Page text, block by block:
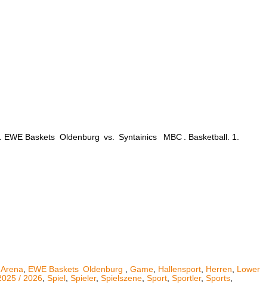
EWE Baskets Oldenburg vs. Syntainics MBC . Basketball. 1.
EWE Baskets Oldenburg Game, Hallensport, Herren
Lower
/ 2026 Spiel Spieler, Spielszene Sport Sportler, Sports